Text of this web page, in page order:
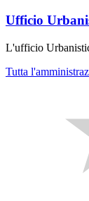
Ufficio
L'ufficio
Tutta